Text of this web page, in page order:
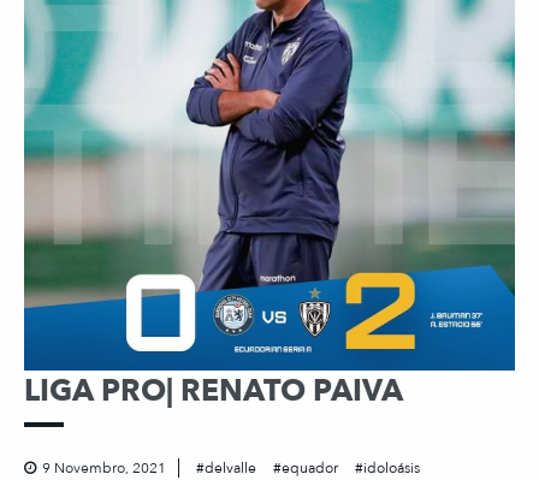
LIGA PRO| RENATO PAIVA
9 Novembro, 2021 delvalle equador
idoloásis